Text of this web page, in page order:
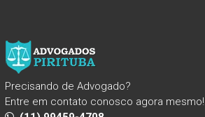
Precisando de Advogado?
Entre em contato conosco agora mesmo!